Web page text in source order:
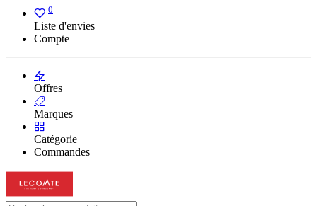
0
Liste d'envies
Compte
Offres
Marques
Catégorie
Commandes